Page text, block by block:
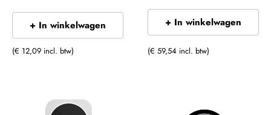
+ In winkelwagen
(€ 12,09 incl. btw)
+ In winkelwagen
(€ 59,54 incl. btw)